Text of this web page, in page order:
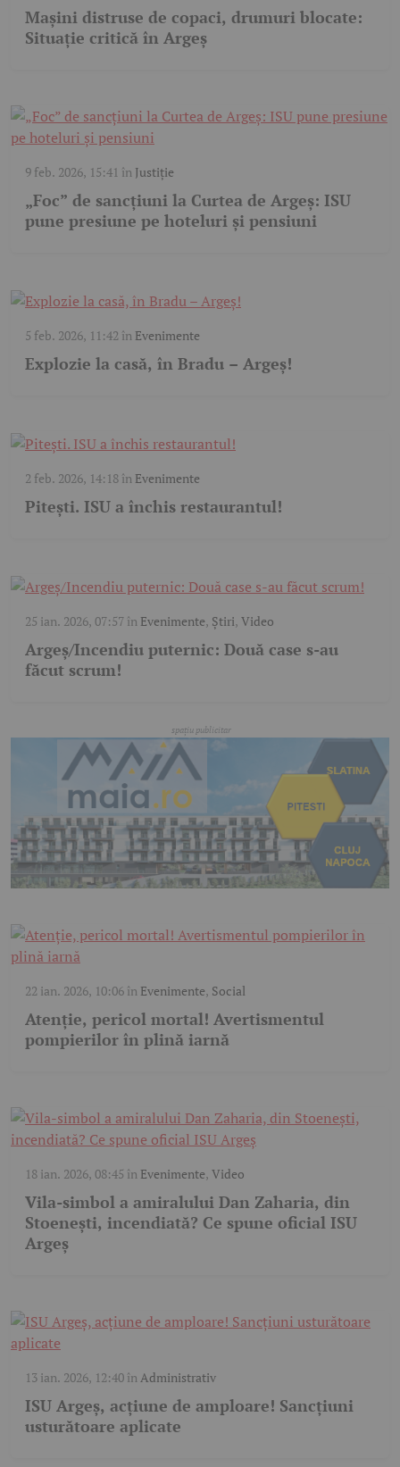
Mașini distruse de copaci, drumuri blocate:
Situație critică în Argeș
9 feb. 2026, 15:41 în Justiție
„Foc” de sancțiuni la Curtea de Argeș: ISU
pune presiune pe hoteluri și pensiuni
5 feb. 2026, 11:42 în Evenimente
Explozie la casă, în Bradu – Argeș!
2 feb. 2026, 14:18 în Evenimente
Pitești. ISU a închis restaurantul!
25 ian. 2026, 07:57 în Evenimente, Știri, Video
Argeș/Incendiu puternic: Două case s-au
făcut scrum!
22 ian. 2026, 10:06 în Evenimente, Social
Atenție, pericol mortal! Avertismentul
pompierilor în plină iarnă
18 ian. 2026, 08:45 în Evenimente, Video
Vila-simbol a amiralului Dan Zaharia, din
Stoenești, incendiată? Ce spune oficial ISU
Argeș
13 ian. 2026, 12:40 înAdministrativ
ISU Argeș, acțiune de amploare! Sancțiuni
usturătoare aplicate